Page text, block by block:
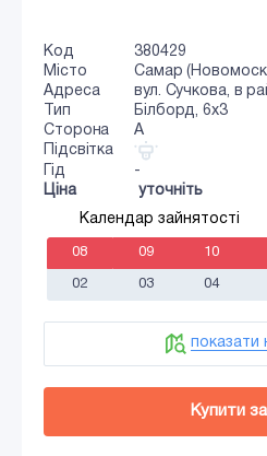
Код
380429
Місто
Самар
Адреса
вул. Сучкова, в
Тип
Білборд, 6х3
Сторона
A
Підсвітка
Гід
-
Ціна
уточніть
Календар зайнятості
08 09 10
02 03 04
показати
Купити